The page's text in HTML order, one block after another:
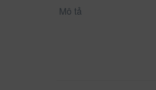
Mô tả